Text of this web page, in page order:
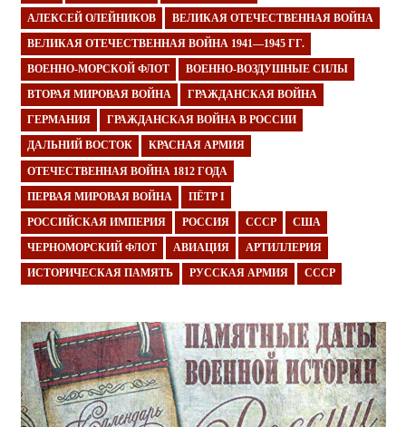
АЛЕКСЕЙ ОЛЕЙНИКОВ ВЕЛИКАЯ ОТЕЧЕСТВЕННАЯ ВОЙНА
ВЕЛИКАЯ ОТЕЧЕСТВЕННАЯ ВОЙНА 1941—1945 ГГ.
ВОЕННО-МОРСКОЙ ФЛОТ ВОЕННО-ВОЗДУШНЫЕ СИЛЫ
ВТОРАЯ МИРОВАЯ ВОЙНА ГРАЖДАНСКАЯ ВОЙНА
ГЕРМАНИЯ ГРАЖДАНСКАЯ ВОЙНА В РОССИИ
ДАЛЬНИЙ ВОСТОК КРАСНАЯ АРМИЯ
ОТЕЧЕСТВЕННАЯ ВОЙНА 1812 ГОДА
ПЕРВАЯ МИРОВАЯ ВОЙНА ПЁТР I
РОССИЙСКАЯ ИМПЕРИЯ РОССИЯ СССР США
ЧЕРНОМОРСКИЙ ФЛОТ АВИАЦИЯ АРТИЛЛЕРИЯ
ИСТОРИЧЕСКАЯ ПАМЯТЬ РУССКАЯ АРМИЯ СССР